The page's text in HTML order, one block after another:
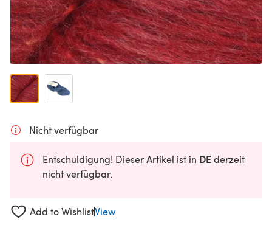
Nicht verfügbar
Entschuldigung! Dieser Artikel ist in DEderzeit
nicht verfügbar.
Add to WishlistView